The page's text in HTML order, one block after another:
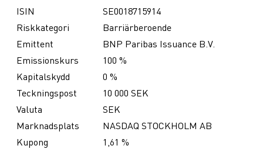
ISIN
SE0018715914
Riskkategori
Barriärberoende
Emittent
BNP Paribas Issuance B.V.
Emissionskurs
100 %
Kapitalskydd
0 %
Teckningspost
10 000 SEK
Valuta
SEK
Marknadsplats
NASDAQ STOCKHOLM AB
Kupong
1,61 %